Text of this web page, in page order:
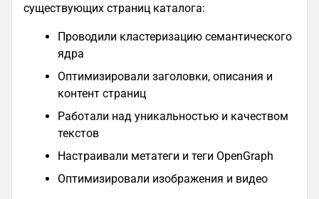
существующих страниц каталога:
Проводили кластеризацию семантического
ядра
Оптимизировали заголовки, описания и
контент страниц
Работали над уникальностью и качеством
текстов
Настраивали метатеги и теги OpenGraph
Оптимизировали изображения и видео